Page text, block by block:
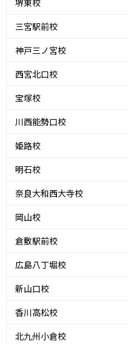
堺東校
三宮駅前校
神戸三ノ宮校
西宮北口校
宝塚校
川西能勢口校
姫路校
明石校
奈良大和西大寺校
岡山校
倉敷駅前校
広島八丁堀校
新山口校
香川高松校
北九州小倉校